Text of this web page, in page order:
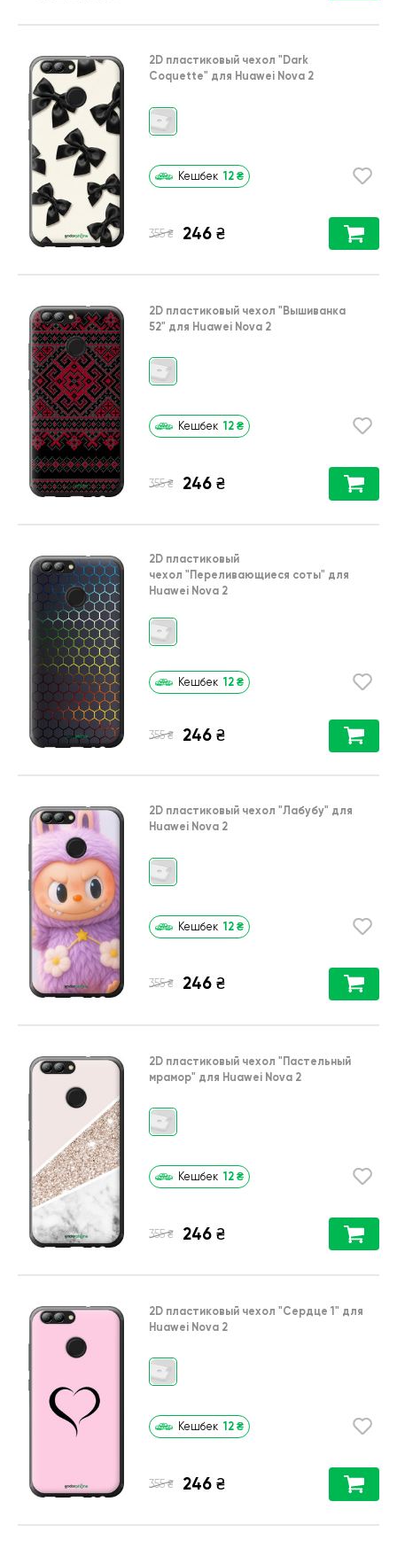
2D пластиковый чехол "Dark
Coquette" для Huawei Nova 2
Кешбек 12 ₴
355 ₴ 246 ₴
2D пластиковый чехол "Вышиванка
52" для Huawei Nova 2
Кешбек 12 ₴
355 ₴ 246 ₴
2D пластиковый
чехол "Переливающиеся соты" для
Huawei Nova 2
Кешбек 12 ₴
355 ₴ 246 ₴
2D пластиковый чехол "Лабубу" для
Huawei Nova 2
Кешбек 12 ₴
355 ₴ 246 ₴
2D пластиковый чехол "Пастельный
мрамор" для Huawei Nova 2
Кешбек 12 ₴
355 ₴ 246 ₴
2D пластиковый чехол "Сердце 1" для
Huawei Nova 2
Кешбек 12 ₴
355 ₴ 246 ₴